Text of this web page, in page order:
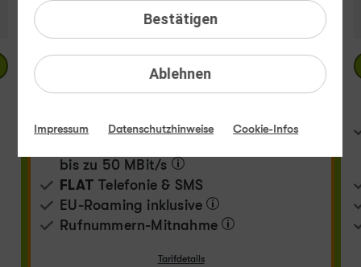
1 Monat
Jetzt bestellen
Teilen
FLAT
Internet 5G
bis zu 50 MBit/s
FLAT Telefonie & SMS
EU-Roaming inklusive
Rufnummern-​Mitnahme
Tarifdetails
Ablehnen
Bestätigen
Impressum Datenschutzhinweise Cookie-Infos